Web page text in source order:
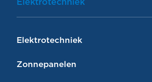
Elektrotechniek
Elektrotechniek
Zonnepanelen